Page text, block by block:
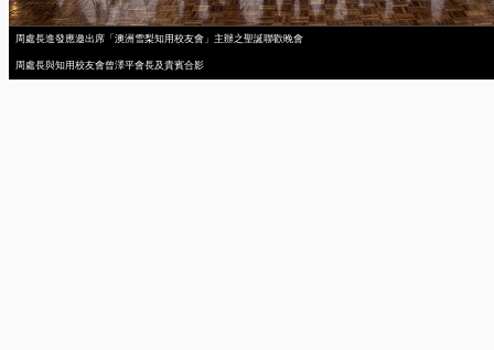
周處長進發應邀出席「澳洲雪梨知用校友會」主辦之聖誕聯歡晚會
周處長與知用校友會曾澤平會長及貴賓合影